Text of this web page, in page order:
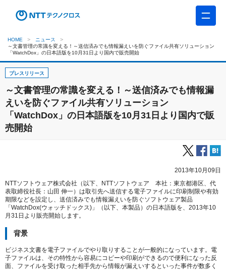
HOME
ニュース
～文書管理の常識を変える！～送信済みでも情報漏えいを防ぐファイル共有ソリューション
「WatchDox」の日本語版を10月31日より国内で販売開始
プレスリリース
～文書管理の常識を変える！～送信済みでも情報漏
えいを防ぐファイル共有ソリューション
「WatchDox」の日本語版を10月31日より国内で販
売開始
2013年10月09日
NTTソフトウェア株式会社（以下、NTTソフトウェア 本社：東京都港区、代
表取締役社長：山田 伸一）は取引先へ送信する電子ファイルに印刷制限や有効
期限などを設定し、送信済みでも情報漏えいを防ぐソフトウェア製品
「WatchDox(ウォッチドックス)」（以下、本製品）の日本語版を、2013年10
月31日より販売開始します。
背景
ビジネス文書を電子ファイルでやり取りすることが一般的になっています。電
子ファイルは、その特性から容易にコピーや印刷ができるので便利になった反
面、ファイルを受け取った相手先から情報が漏えいするといった事件が数多く